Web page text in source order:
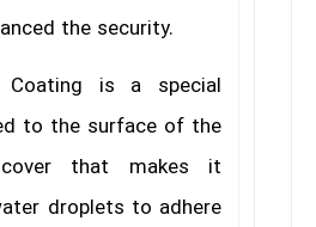
the security.
Coating is a special
to the surface of the
cover that makes it
droplets to adhere